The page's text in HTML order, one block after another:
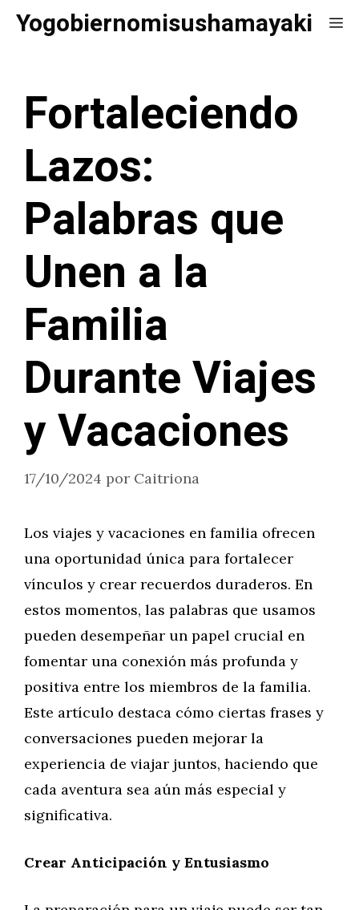
SaltarYogobiernomisushamayaki
Fortaleciendo
Lazos:
Palabras que
Unen a la
Familia
Durante Viajes
y Vacaciones
17/10/2024 por Caitriona
Los viajes y vacaciones en familia ofrecen
una oportunidad única para fortalecer
vínculos y crear recuerdos duraderos. En
estos momentos, las palabras que usamos
pueden desempeñar un papel crucial en
fomentar una conexión más profunda y
positiva entre los miembros de la familia.
Este artículo destaca cómo ciertas frases y
conversaciones pueden mejorar la
experiencia de viajar juntos, haciendo que
cada aventura sea aún más especial y
significativa.
Crear Anticipación y Entusiasmo